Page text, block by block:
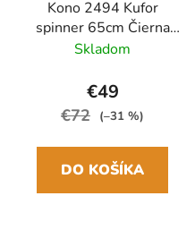
Kono 2494 Kufor
spinner 65cm Čierna
ABS/Polykarbonát
Skladom
€49
€72 (–31 %)
DO KOŠÍKA